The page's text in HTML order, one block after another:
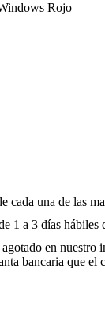
Rojo
cada una de las
1 a 3 días
en
bancaria que el